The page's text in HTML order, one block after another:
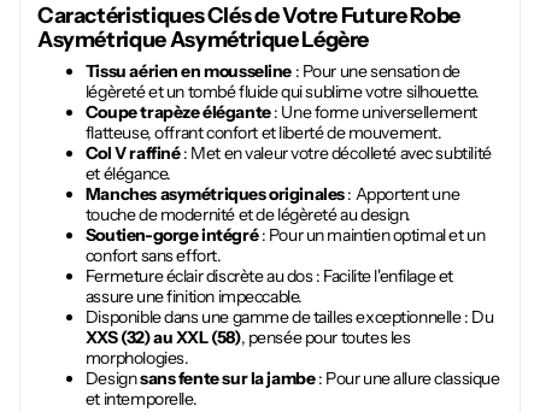
Caractéristiques Clés de Votre FutureRobe
Asymétrique Asymétrique Légère
Tissu aérien en mousseline : Pour une sensation de
légèreté et un tombé fluide qui sublime votre silhouette.
Coupe trapèze élégante: Une forme universellement
flatteuse, offrant confort et liberté de mouvement.
Col V raffiné: Met en valeur votre décolleté avec subtilité
et élégance.
Manches asymétriques originales: Apportent une
touche de modernité et de légèreté au design.
Soutien-gorge intégré: Pour un maintien optimal et un
confort sans effort.
Fermeture éclair discrète au dos : Facilite l'enfilage et
assure une finition impeccable.
Disponible dans une gamme de tailles exceptionnelle : Du
XXS (32) au XXL (58), pensée pour toutes les
morphologies.
Designsans fente sur la jambe: Pour une allure classique
et intemporelle.